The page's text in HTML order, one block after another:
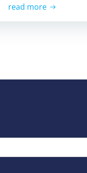
read more